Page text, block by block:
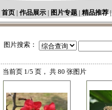
首页 | 作品展示 | 图片专题 | 精品推荐
图片搜索：
当前页 1/5 页， 共 80 张图片